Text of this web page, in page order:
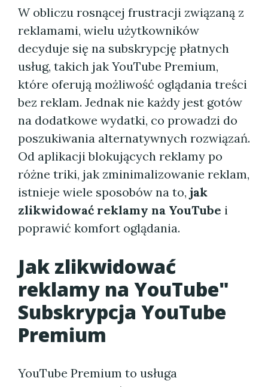
W obliczu rosnącej frustracji związaną z
reklamami, wielu użytkowników
decyduje się na subskrypcję płatnych
usług, takich jak YouTube Premium,
które oferują możliwość oglądania treści
bez reklam. Jednak nie każdy jest gotów
na dodatkowe wydatki, co prowadzi do
poszukiwania alternatywnych rozwiązań.
Od aplikacji blokujących reklamy po
różne triki, jak zminimalizowanie reklam,
istnieje wiele sposobów na to, jak
zlikwidować reklamy na YouTube i
poprawić komfort oglądania.
Jak zlikwidować
reklamy na YouTube"
Subskrypcja YouTube
Premium
YouTube Premium to usługa